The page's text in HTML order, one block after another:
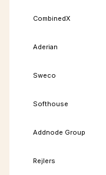
CombinedX
Aderian
Sweco
Softhouse
Addnode Group
Rejlers